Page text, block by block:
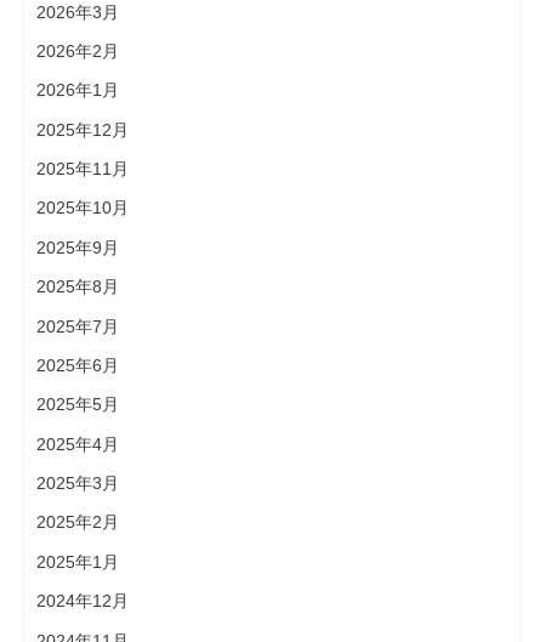
2026年3月
2026年2月
2026年1月
2025年12月
2025年11月
2025年10月
2025年9月
2025年8月
2025年7月
2025年6月
2025年5月
2025年4月
2025年3月
2025年2月
2025年1月
2024年12月